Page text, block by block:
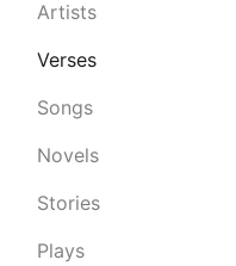
Artists
Verses
Songs
Novels
Stories
Plays